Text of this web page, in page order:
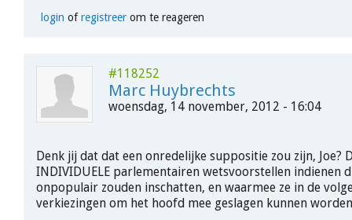
login ofregistreerom te reageren
#118252
Marc Huybrechts
woensdag, 14 november, 2012 - 16:04
Denk jij dat dat een onredelijke suppositie zou zijn, Joe?
INDIVIDUELE parlementairen wetsvoorstellen indienen
onpopulair zouden inschatten, en waarmee ze in de
verkiezingen om het hoofd mee geslagen kunnen